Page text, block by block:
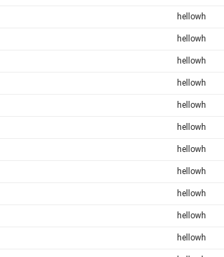
hellowh
hellowh
hellowh
hellowh
hellowh
hellowh
hellowh
hellowh
hellowh
hellowh
hellowh